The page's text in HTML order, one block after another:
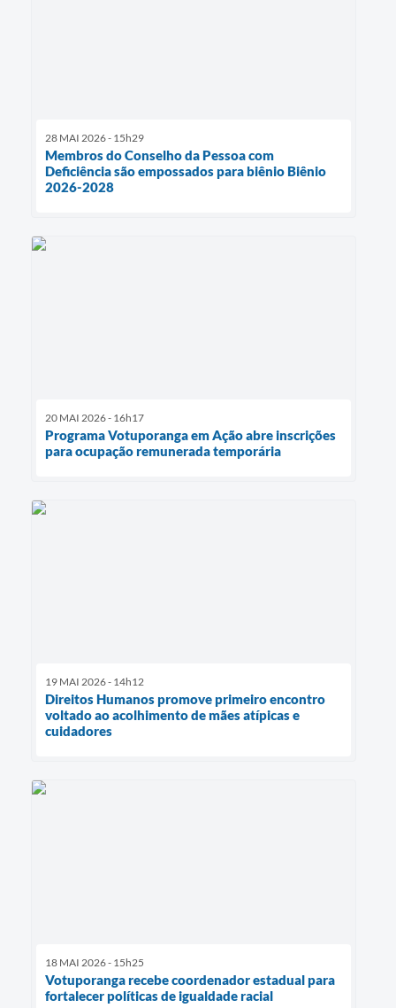
28 MAI 2026 - 15h29
Membros do Conselho da Pessoa com
Deficiência são empossados para biênio Biênio
2026-2028
20 MAI 2026 - 16h17
Programa Votuporanga em Ação abre inscrições
para ocupação remunerada temporária
19 MAI 2026 - 14h12
Direitos Humanos promove primeiro encontro
voltado ao acolhimento de mães atípicas e
cuidadores
18 MAI 2026 - 15h25
Votuporanga recebe coordenador estadual para
fortalecer políticas de igualdade racial